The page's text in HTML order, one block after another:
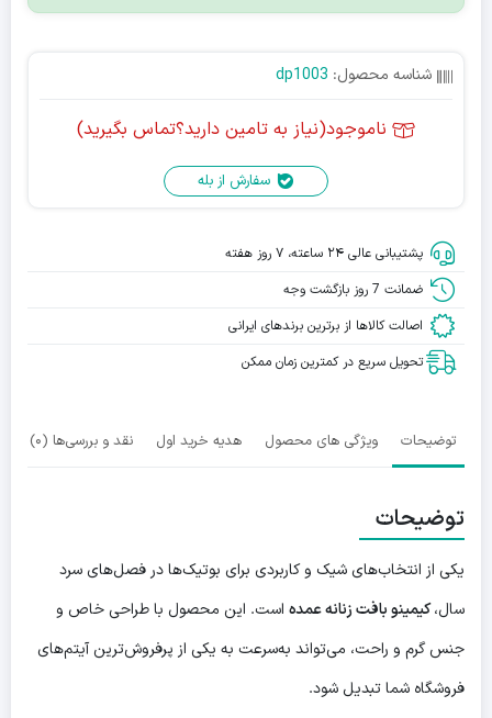
شناسه محصول: dp1003
ناموجود(نیاز به تامین دارید؟تماس بگیرید)
سفارش از بله
پشتیبانی عالی ۲۴ ساعته، ۷ روز هفته
ضمانت 7 روز بازگشت وجه
اصالت کالاها از برترین برندهای ایرانی
تحویل سریع در کمترین زمان ممکن
توضیحات ویژگی های محصول هدیه خرید اول نقد و بررسی‌ها (0)
توضیحات
یکی از انتخاب‌های شیک و کاربردی برای بوتیک‌ها در فصل‌های سرد
سال،کیمینو بافت زنانه عمده است. این محصول با طراحی خاص و
جنس گرم و راحت، می‌تواند به‌سرعت به یکی از پرفروش‌ترین آیتم‌های
فروشگاه شما تبدیل شود.